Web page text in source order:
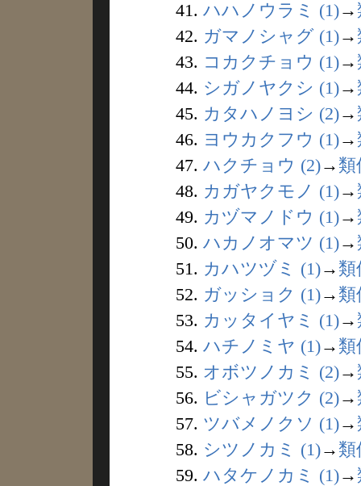
41. ハハノウラミ (1)→
42. ガマノシャグ (1)→
43. コカクチョウ (1)→
44. シガノヤクシ (1)→
45. カタハノヨシ (2)→
46. ヨウカクフウ (1)→
47. ハクチョウ (2)→ 類
48. カガヤクモノ (1)→
49. カヅマノドウ (1)→
50. ハカノオマツ (1)→
51. カハツヅミ (1)→ 類
52. ガッショク (1)→ 類
53. カッタイヤミ (1)→
54. ハチノミヤ (1)→ 類
55. オボツノカミ (2)→
56. ビシャガツク (2)→
57. ツバメノクソ (1)→
58. シツノカミ (1)→ 類
59. ハタケノカミ (1)→